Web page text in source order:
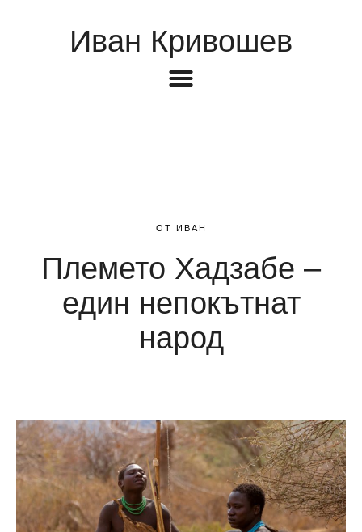
Иван Кривошев
ОТ ИВАН
Племето Хадзабе –
един непокътнат
народ